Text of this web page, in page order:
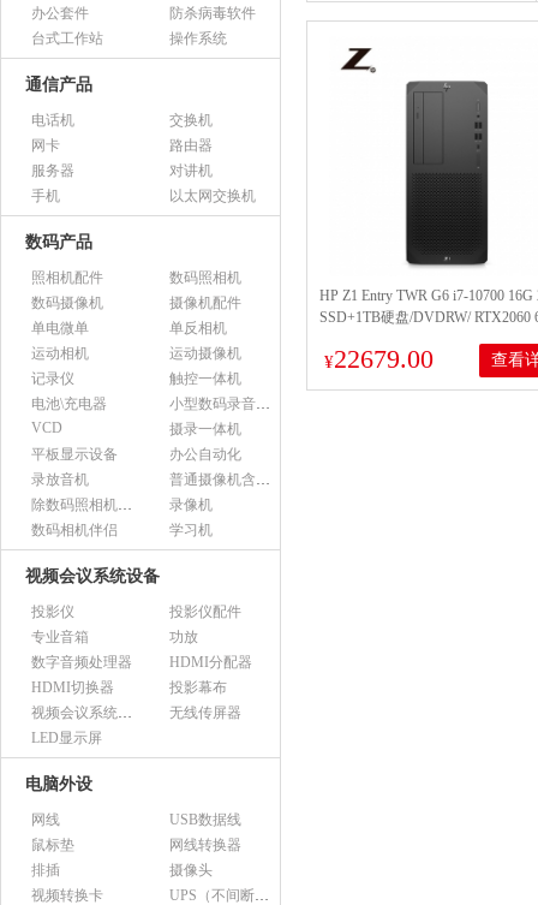
办公套件
防杀病毒软件
台式工作站
操作系统
通信产品
电话机
交换机
网卡
路由器
服务器
对讲机
手机
以太网交换机
数码产品
照相机配件
数码照相机
数码摄像机
摄像机配件
单电微单
单反相机
运动相机
运动摄像机
记录仪
触控一体机
电池\充电器
小型数码录音设备
VCD
摄录一体机
平板显示设备
办公自动化
录放音机
普通摄像机含附件
除数码照相机以外的照相机及器材
录像机
数码相机伴侣
学习机
视频会议系统设备
投影仪
投影仪配件
专业音箱
功放
数字音频处理器
HDMI分配器
HDMI切换器
投影幕布
视频会议系统设备（市采）
无线传屏器
LED显示屏
电脑外设
网线
USB数据线
鼠标垫
网线转换器
排插
摄像头
视频转换卡
UPS（不间断电源）
HP Z1 Entry TWR G6 i7-10700 16G
SSD+1TB硬盘/DVDRW/ RTX2060
器/原厂预装AMO教育软件/中标麒
¥22679.00 查看